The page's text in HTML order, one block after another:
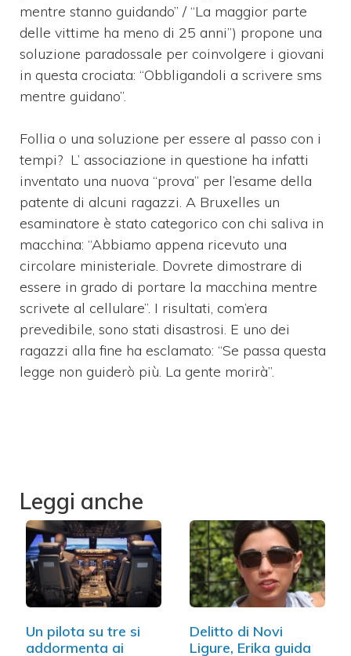
mentre stanno guidando” / “La maggior parte
delle vittime ha meno di 25 anni”) propone una
soluzione paradossale per coinvolgere i giovani
in questa crociata: “Obbligandoli a scrivere sms
mentre guidano”.
Follia o una soluzione per essere al passo con i
tempi? L’ associazione in questione ha infatti
inventato una nuova “prova” per l’esame della
patente di alcuni ragazzi. A Bruxelles un
esaminatore è stato categorico con chi saliva in
macchina: “Abbiamo appena ricevuto una
circolare ministeriale. Dovrete dimostrare di
essere in grado di portare la macchina mentre
scrivete al cellulare”. I risultati, com’era
prevedibile, sono stati disastrosi. E uno dei
ragazzi alla fine ha esclamato: “Se passa questa
legge non guiderò più. La gente morirà”.
Leggi anche
Un pilota su tre si
addormenta ai
Delitto di Novi
Ligure, Erika guida